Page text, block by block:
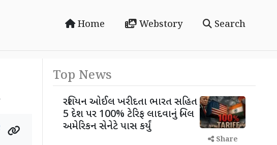
Home Webstory Search
Top News
રશિયન ઓઈલ ખરીદતા ભારત સહિત
5 દેશ પર 100% ટેરિફ લાદવાનું બિલ
અમેરિકન સેનેટે પાસ કર્યું
Share